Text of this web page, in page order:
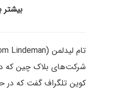
بیشتر
شرکت‌های بلاک چین که
کوین تلگراف گفت که در